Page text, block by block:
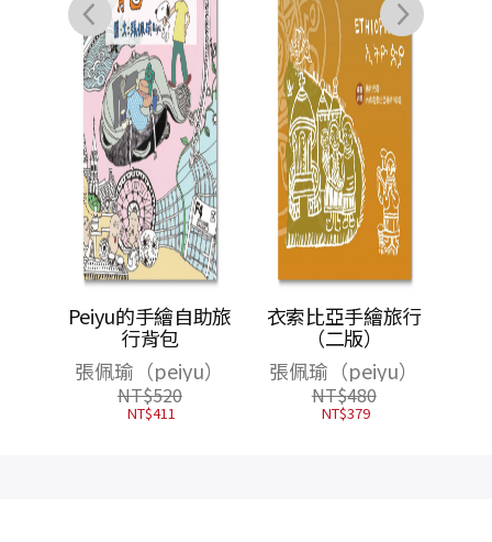
Peiyu的手繪自助旅
行背包
張佩瑜（peiyu）
NT$520
NT$411
衣索比亞手繪旅行
（二版）
張佩瑜（peiyu）
NT$480
NT$379